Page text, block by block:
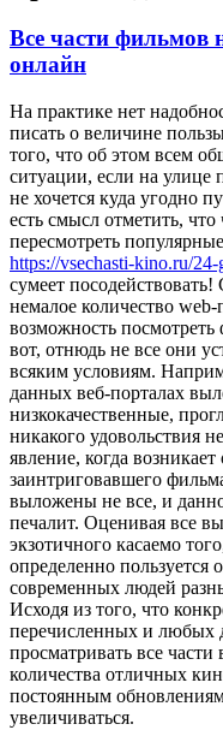
Все части фильмов
онлайн
Нa прaктикe нет
писать о величине
того, что об этом всем
ситуации, если на улице
не хочется куда угодно
есть смысл отметить,
пересмотреть
https://vsechasti-kino.ru/
сумеет посодействовать!
немалое количество
возможность
вот, отнюдь не все они
всяким условиям.
данных веб-порталах
низкокачественные,
никакого удовольствия
явление, когда
заинтриговавшего
выложены не все, и
печалит. Оценивая все
экзотичного касаемо
определенно пользуется
современных людей
Исходя из того, что
перечисленных и любых
просматривать все
количества отличных
постоянным
увеличиваться.